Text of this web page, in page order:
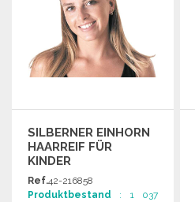
SILBERNER EINHORN
HAARREIF FÜR
KINDER
Ref.42-216858
Produktbestand : 1 037